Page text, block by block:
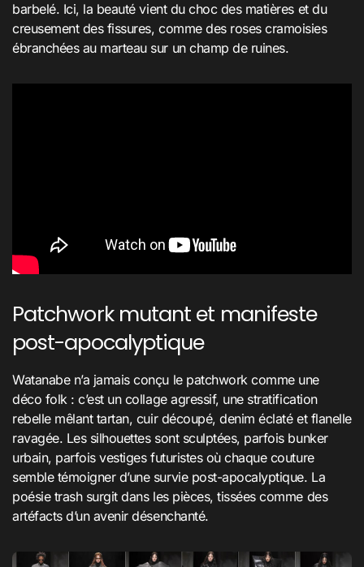
barbelé. Ici, la beauté vient du choc des matières et du
creusement des fissures, comme des roses cramoisies
ébranchées au marteau sur un champ de ruines.
Patchwork mutant et manifeste
post-apocalyptique
Watanabe n’a jamais conçu le patchwork comme une
déco folk : c’est un collage agressif, une stratification
rebelle mêlant tartan, cuir découpé, denim éclaté et flanelle
ravagée. Les silhouettes sont sculptées, parfois bunker
urbain, parfois vestiges futuristes où chaque couture
semble témoigner d’une survie post-apocalyptique. La
poésie trash surgit dans les pièces, tissées comme des
artéfacts d’un avenir désenchanté.